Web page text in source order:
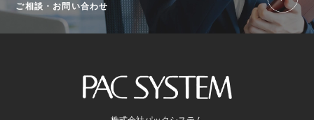
ご相談・お問い合わせ